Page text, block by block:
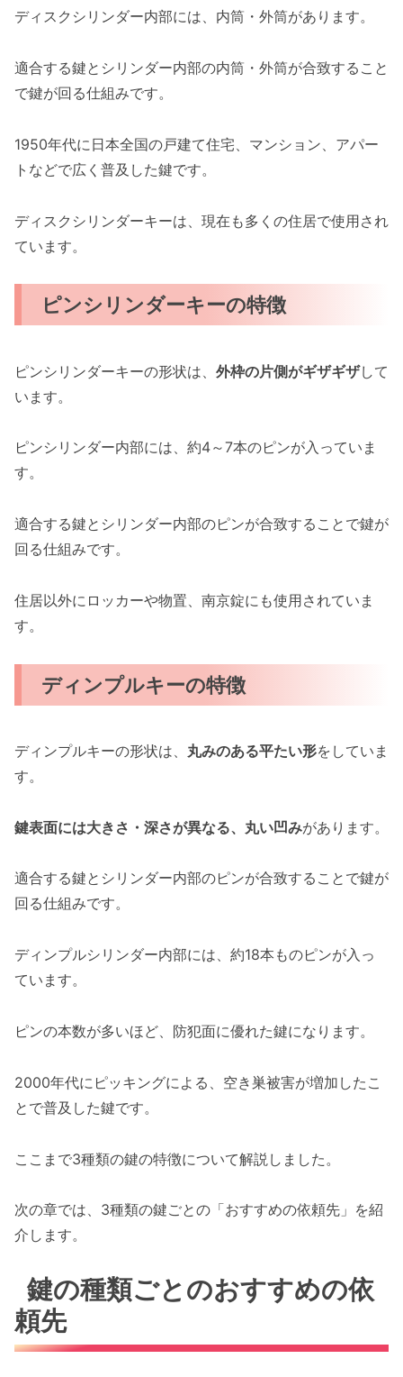
ディスクシリンダー内部には、内筒・外筒があります。
適合する鍵とシリンダー内部の内筒・外筒が合致すること
で鍵が回る仕組みです。
1950年代に日本全国の戸建て住宅、マンション、アパー
トなどで広く普及した鍵です。
ディスクシリンダーキーは、現在も多くの住居で使用され
ています。
ピンシリンダーキーの特徴
ピンシリンダーキーの形状は、 外枠の片側がギザギザして
います。
ピンシリンダー内部には、約4～7本のピンが入っていま
す。
適合する鍵とシリンダー内部のピンが合致することで鍵が
回る仕組みです。
住居以外にロッカーや物置、南京錠にも使用されていま
す。
ディンプルキーの特徴
ディンプルキーの形状は、 丸みのある平たい形をしていま
す。
鍵表面には大きさ・深さが異なる、丸い凹みがあります。
適合する鍵とシリンダー内部のピンが合致することで鍵が
回る仕組みです。
ディンプルシリンダー内部には、約18本ものピンが入っ
ています。
ピンの本数が多いほど、防犯面に優れた鍵になります。
2000年代にピッキングによる、空き巣被害が増加したこ
とで普及した鍵です。
ここまで3種類の鍵の特徴について解説しました。
次の章では、3種類の鍵ごとの「おすすめの依頼先」を紹
介します。
鍵の種類ごとのおすすめの依
頼先